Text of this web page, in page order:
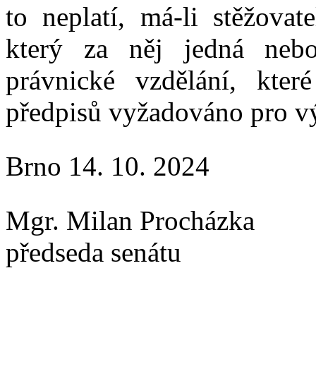
to neplatí, má-li
který za
něj jedná
právnické vzdělání,
předpisů vyžadováno pro
Brno 14. 10. 2024
Mgr. Milan Procházka
předseda senátu